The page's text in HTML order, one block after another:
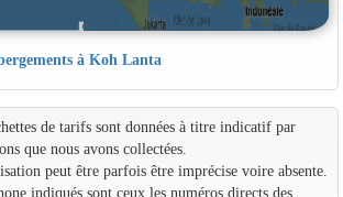
à Koh Lanta
de tarifs sont données à titre indicatif par
que nous avons collectées.
peut être parfois être imprécise voire absente.
indiqués sont ceux les numéros directs des